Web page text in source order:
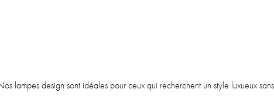
lampes design sont idéales pour ceux qui recherchent un style luxueux